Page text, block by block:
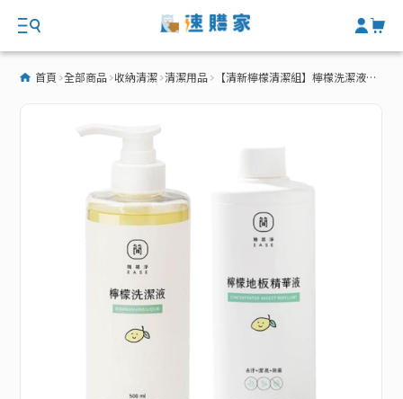
首頁 全部商品 收納清潔 清潔用品 【清新檸檬清潔組】檸檬洗潔液500ml＆檸檬地板精華液500ml